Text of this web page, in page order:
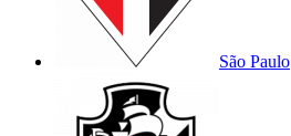
São Paulo